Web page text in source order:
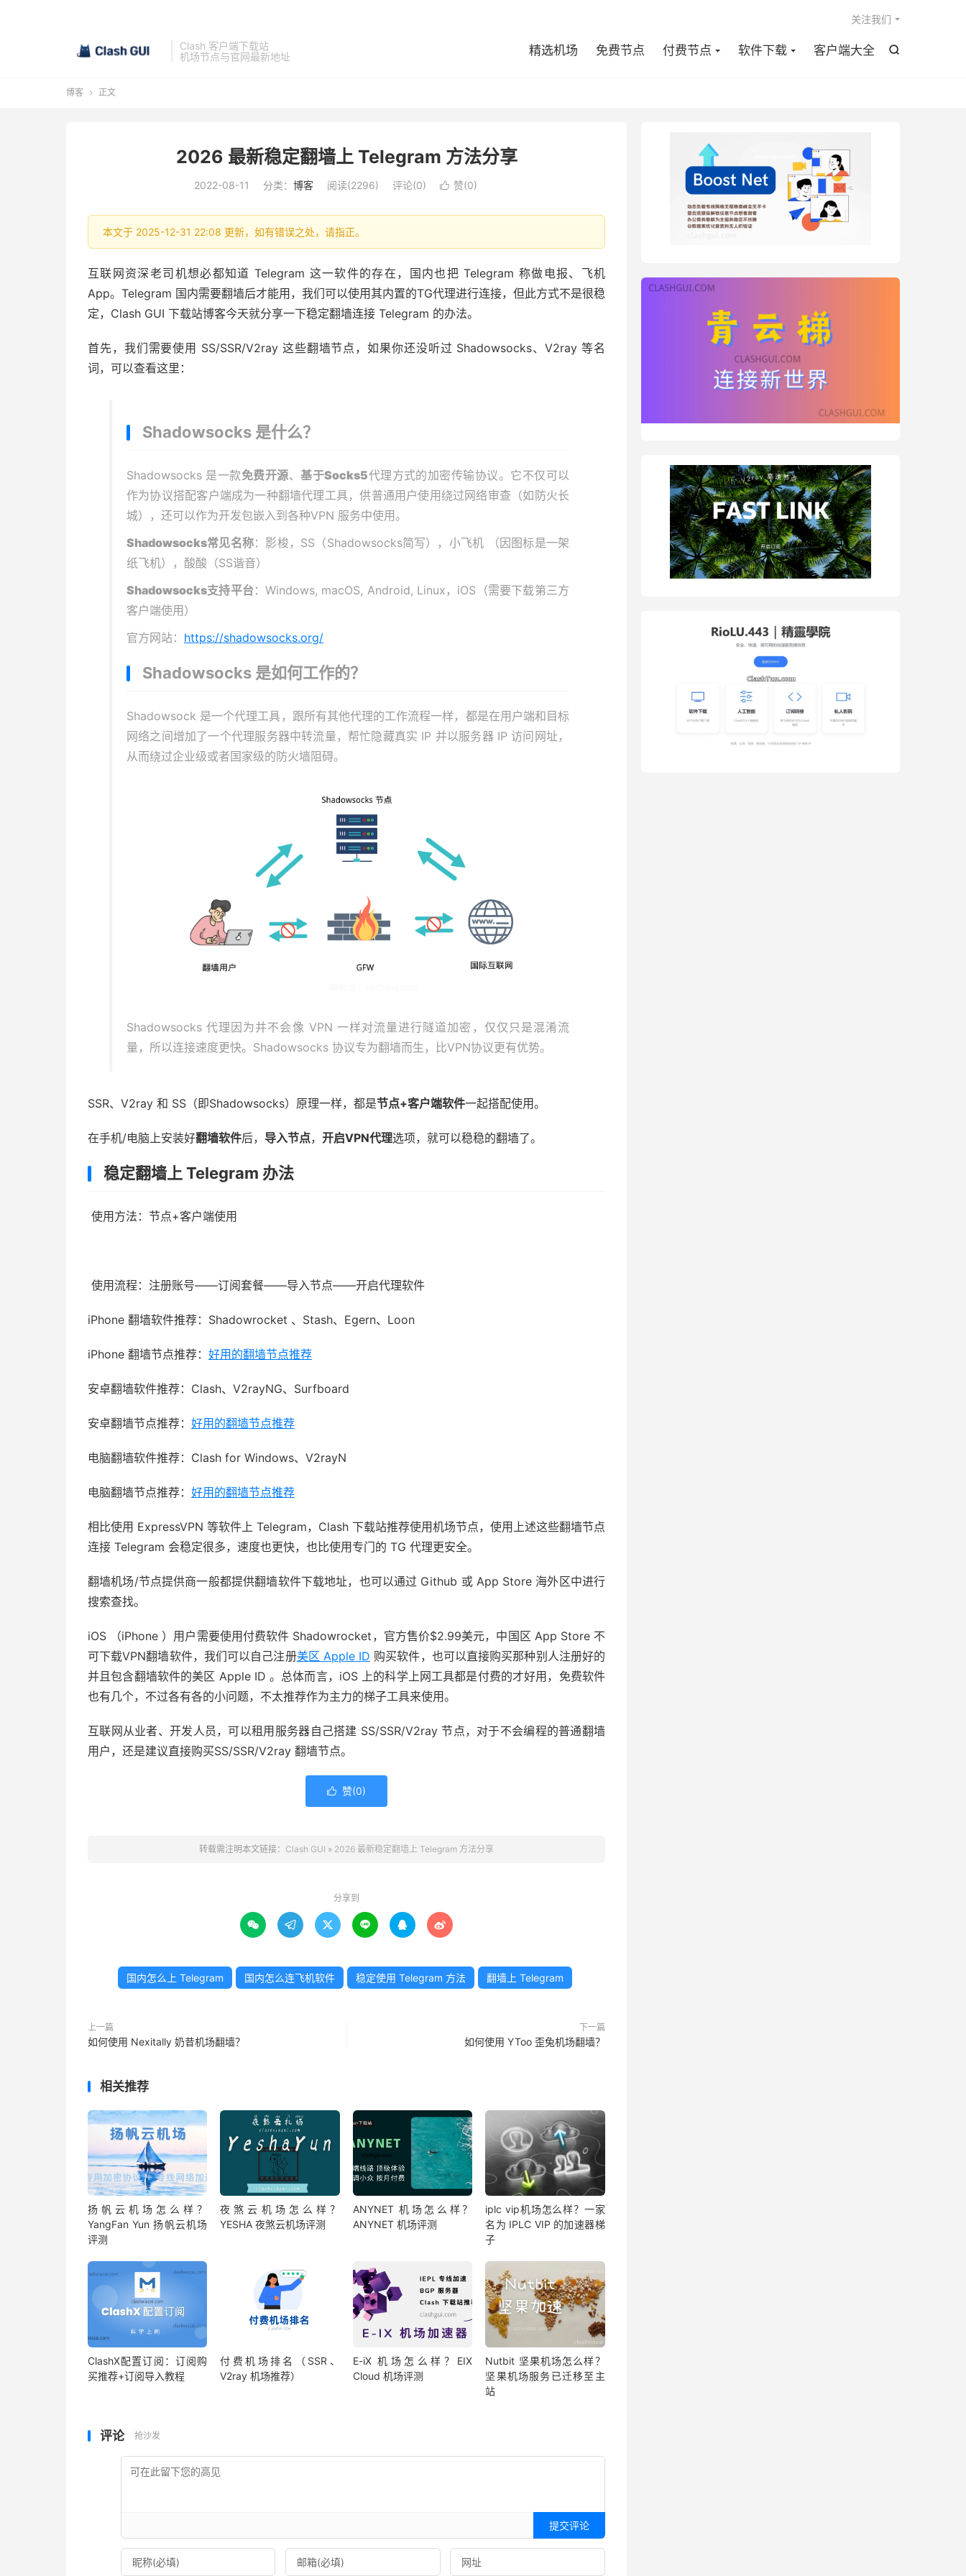
Clash 客户端下载站
机场节点与官网最新地址

精选机场 免费节点 付费节点 软件下载 客户端大全
关注我们
博客  正文
2026 最新稳定翻墙上 Telegram 方法分享
2022-08-11 分类： 博客 阅读(2296) 评论(0)  赞(0)
本文于 2025-12-31 22:08 更新，如有错误之处，请指正。
互联网资深老司机想必都知道 Telegram 这一软件的存在，国内也把 Telegram 称做电报、飞机
App。Telegram 国内需要翻墙后才能用，我们可以使用其内置的TG代理进行连接，但此方式不是很稳
定，Clash GUI 下载站博客今天就分享一下稳定翻墙连接 Telegram 的办法。
首先，我们需要使用 SS/SSR/V2ray 这些翻墙节点，如果你还没听过 Shadowsocks、V2ray 等名
词，可以查看这里：
Shadowsocks 是什么？
Shadowsocks 是一款免费开源、基于Socks5代理方式的加密传输协议。它不仅可以
作为协议搭配客户端成为一种翻墙代理工具，供普通用户使用绕过网络审查（如防火长
城），还可以作为开发包嵌入到各种VPN 服务中使用。
Shadowsocks常见名称：影梭，SS（Shadowsocks简写），小飞机 （因图标是一架
纸飞机），酸酸（SS谐音）
Shadowsocks支持平台 ：Windows, macOS, Android, Linux，iOS（需要下载第三方
客户端使用）
官方网站： https://shadowsocks.org/
Shadowsocks 是如何工作的？
Shadowsock 是一个代理工具，跟所有其他代理的工作流程一样，都是在用户端和目标
网络之间增加了一个代理服务器中转流量，帮忙隐藏真实 IP 并以服务器 IP 访问网址，
从而绕过企业级或者国家级的防火墙阻碍。
Shadowsocks 代理因为并不会像 VPN 一样对流量进行隧道加密，仅仅只是混淆流
量，所以连接速度更快。Shadowsocks 协议专为翻墙而生，比VPN协议更有优势。
SSR、V2ray 和 SS（即Shadowsocks）原理一样，都是节点+客户端软件一起搭配使用。
在手机/电脑上安装好翻墙软件后， 导入节点， 开启VPN代理选项，就可以稳稳的翻墙了。
稳定翻墙上 Telegram 办法
使用方法：节点+客户端使用
使用流程：注册账号——订阅套餐——导入节点——开启代理软件
iPhone 翻墙软件推荐：Shadowrocket 、Stash、Egern、Loon
iPhone 翻墙节点推荐： 好用的翻墙节点推荐
安卓翻墙软件推荐：Clash、V2rayNG、Surfboard
安卓翻墙节点推荐： 好用的翻墙节点推荐
电脑翻墙软件推荐：Clash for Windows、V2rayN
电脑翻墙节点推荐： 好用的翻墙节点推荐
相比使用 ExpressVPN 等软件上 Telegram，Clash 下载站推荐使用机场节点，使用上述这些翻墙节点
连接 Telegram 会稳定很多，速度也更快，也比使用专门的 TG 代理更安全。
翻墙机场/节点提供商一般都提供翻墙软件下载地址，也可以通过 Github 或 App Store 海外区中进行
搜索查找。
iOS （iPhone ）用户需要使用付费软件 Shadowrocket，官方售价$2.99美元，中国区 App Store 不
可下载VPN翻墙软件，我们可以自己注册美区 Apple ID 购买软件，也可以直接购买那种别人注册好的
并且包含翻墙软件的美区 Apple ID 。总体而言，iOS 上的科学上网工具都是付费的才好用，免费软件
也有几个，不过各有各的小问题，不太推荐作为主力的梯子工具来使用。
互联网从业者、开发人员，可以租用服务器自己搭建 SS/SSR/V2ray 节点，对于不会编程的普通翻墙
用户，还是建议直接购买SS/SSR/V2ray 翻墙节点。
 赞(0)
转载需注明本文链接： Clash GUI » 2026 最新稳定翻墙上 Telegram 方法分享
分享到
     
国内怎么上 Telegram 国内怎么连飞机软件 稳定使用 Telegram 方法 翻墙上 Telegram
上一篇
如何使用 Nexitally 奶昔机场翻墙？
下一篇
如何使用 YToo 歪兔机场翻墙？
相关推荐
扬帆云机场怎么样？
YangFan Yun 扬帆云机场
评测
夜煞云机场怎么样？
YESHA 夜煞云机场评测
ANYNET 机场怎么样？
ANYNET 机场评测
iplc vip机场怎么样？一家
名为 IPLC VIP 的加速器梯
子
ClashX配置订阅：订阅购
买推荐+订阅导入教程
付费机场排名（SSR、
V2ray 机场推荐）
E-iX 机场怎么样？EIX
Cloud 机场评测
Nutbit 坚果机场怎么样？
坚果机场服务已迁移至主
站
评论 抢沙发
提交评论